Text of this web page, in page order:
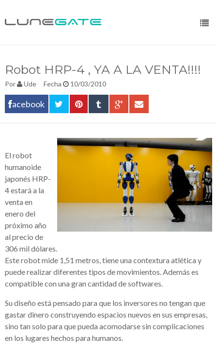
Robot HRP-4 , YA A LA VENTA!!!!
Por Ude Fecha 10/03/2010
acebook
El robot
humanoide
japonés HRP-
4 estará a la
venta en
enero del
próximo año
al precio de
306 mil dólares.
Este robot mide 1,51 metros, tiene una contextura atlética y
puede realizar diferentes tipos de movimientos. Además es
compatible con una gran cantidad de softwares.
Su diseño está pensado para que los inversores no tengan que
gastar dinero construyendo espacios nuevos en sus empresas,
sino tan solo para que pueda acomodarse sin complicaciones
en los lugares hechos para humanos.